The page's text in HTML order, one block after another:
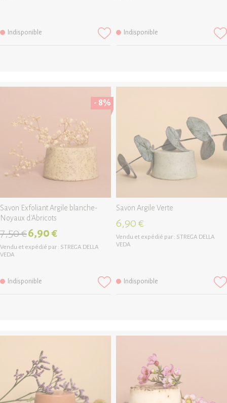
Indisponible Indisponible
- 8%
Savon Exfoliant Argile blanche-
Noyaux d'Abricots
7,50 €6,90 €
Vendu et expédié par : STREGA DELLA
VEDA
Indisponible
Savon Argile Verte
6,90 €
Vendu et expédié par : STREGA DELLA
VEDA
Indisponible